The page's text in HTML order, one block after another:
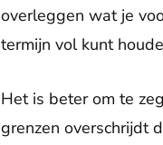
overleggen wat je
termijn vol kunt
Het is beter om te
grenzen overschrijdt